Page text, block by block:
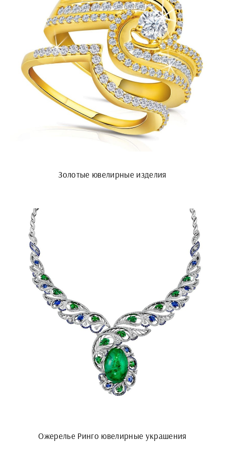
Золотые ювелирные изделия
Ожерелье Ринго ювелирные украшения